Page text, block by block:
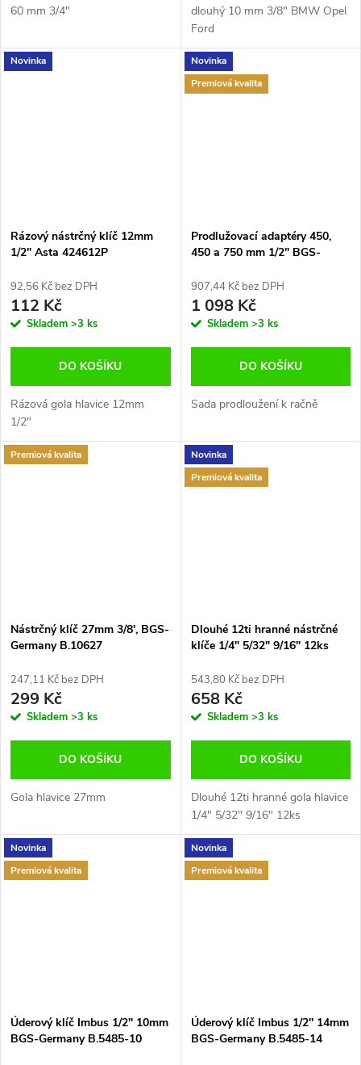
60 mm 3/4"
dlouhý 10 mm 3/8" BMW Opel
Ford
Novinka
Rázový nástrčný klíč 12mm
1/2" Asta 424612P
92,56 Kč bez DPH
112 Kč
Skladem >3 ks
DO KOŠÍKU
Rázová gola hlavice 12mm
1/2"
Novinka
Premiová kvalita
Prodlužovací adaptéry 450,
450 a 750 mm 1/2" BGS-
907,44 Kč bez DPH
1 098 Kč
Skladem >3 ks
DO KOŠÍKU
Sada prodloužení k račně
Premiová kvalita
Nástrčný klíč 27mm 3/8', BGS-
Germany B.10627
247,11 Kč bez DPH
299 Kč
Skladem >3 ks
DO KOŠÍKU
Gola hlavice 27mm
Novinka
Premiová kvalita
Dlouhé 12ti hranné nástrčné
klíče 1/4" 5/32" 9/16" 12ks
543,80 Kč bez DPH
658 Kč
Skladem >3 ks
DO KOŠÍKU
Dlouhé 12ti hranné gola hlavice
1/4" 5/32" 9/16" 12ks
Novinka
Premiová kvalita
Úderový klíč Imbus 1/2'' 10mm
BGS-Germany B.5485-10
Novinka
Premiová kvalita
Úderový klíč Imbus 1/2'' 14mm
BGS-Germany B.5485-14